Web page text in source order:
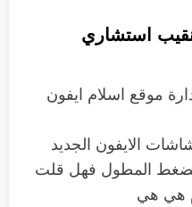
استشاري
موقع اسلام ايفون
الايفون الجديد
المطول فهل قلت
هي هي